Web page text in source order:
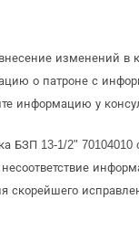
изменений
о патроне с
информацию у
БЗП 13-1/2"
скорейшего